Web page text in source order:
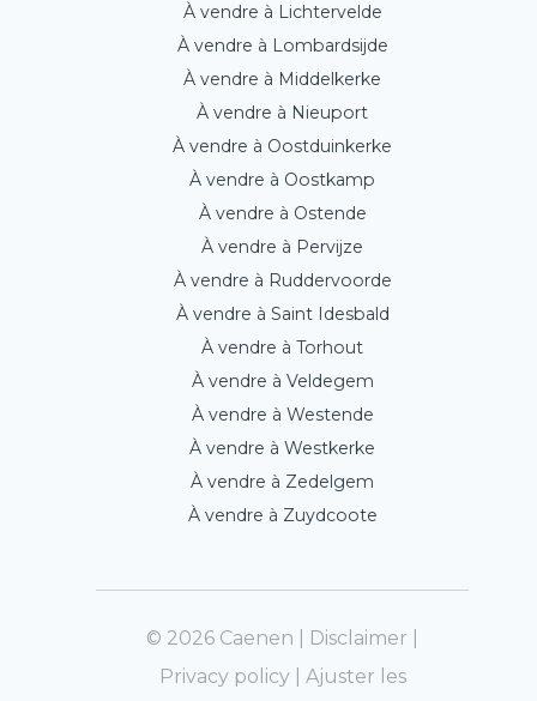
À vendre à Lichtervelde
À vendre à Lombardsijde
À vendre à Middelkerke
À vendre à Nieuport
À vendre à Oostduinkerke
À vendre à Oostkamp
À vendre à Ostende
À vendre à Pervijze
À vendre à Ruddervoorde
À vendre à Saint Idesbald
À vendre à Torhout
À vendre à Veldegem
À vendre à Westende
À vendre à Westkerke
À vendre à Zedelgem
À vendre à Zuydcoote
© 2026 Caenen | Disclaimer
Privacy policy| Ajuster les